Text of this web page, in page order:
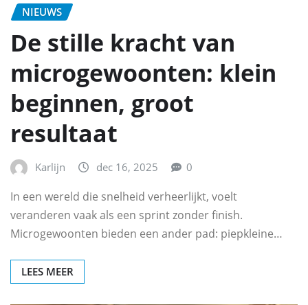
NIEUWS
De stille kracht van
microgewoonten: klein
beginnen, groot
resultaat
Karlijn dec 16, 2025 0
In een wereld die snelheid verheerlijkt, voelt
veranderen vaak als een sprint zonder finish.
Microgewoonten bieden een ander pad: piepkleine…
LEES MEER